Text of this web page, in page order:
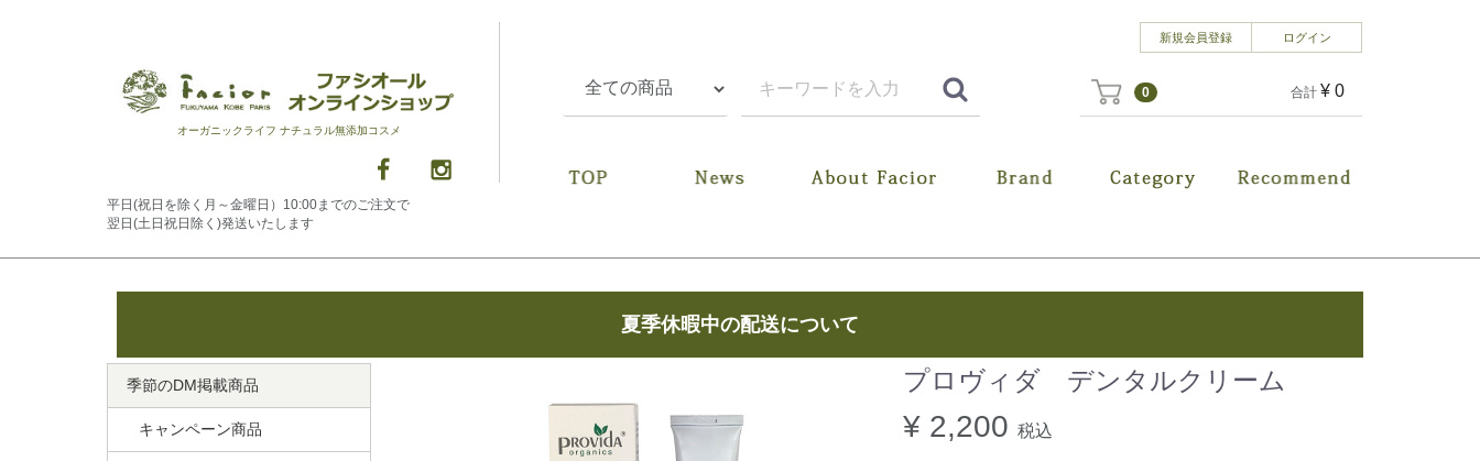
オーガニックライフ ナチュラル無添加コスメ
平日(祝日を除く月～金曜日）10:00までのご注文で
翌日(土日祝日除く)発送いたします
新規会員登録 ログイン
0 合計 ¥ 0
夏季休暇中の配送について
季節のDM掲載商品
キャンペーン商品
プロヴィダ デンタルクリーム
¥ 2,200 税込